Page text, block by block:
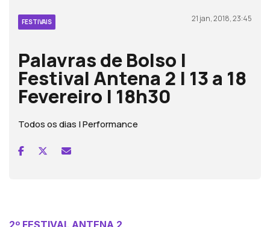
FESTIVAIS 21 jan, 2018, 23:45
Palavras de Bolso |
Festival Antena 2 | 13 a 18
Fevereiro | 18h30
Todos os dias | Performance